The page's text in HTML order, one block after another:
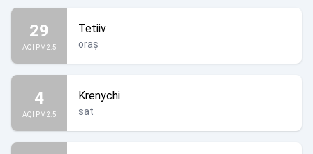
29
AQI PM2.5
Tetiiv
oraș
4
AQI PM2.5
Krenychi
sat